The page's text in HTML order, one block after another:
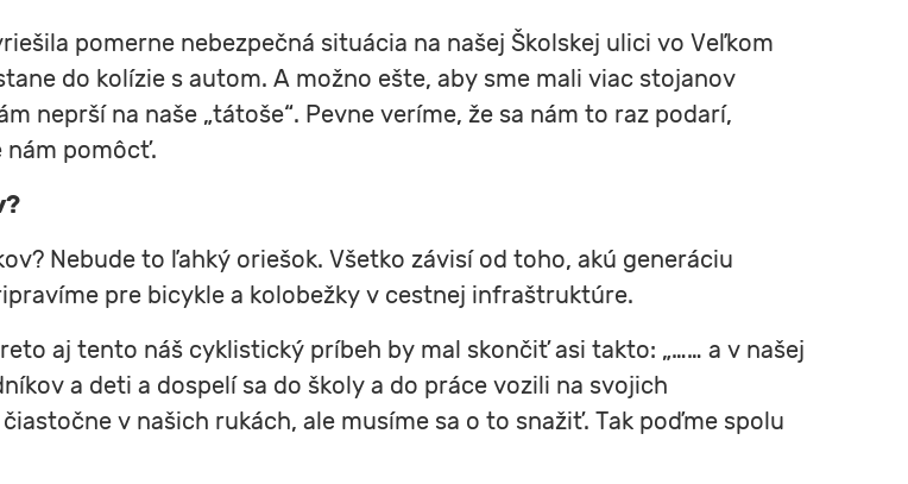
pomerne nebezpečná situácia na našej Školskej ulici vo Veľkom
do kolízie s autom. A možno ešte, aby sme mali viac stojanov
neprší na naše „tátoše“. Pevne veríme, že sa nám to raz podarí,
nám pomôcť.
Nebude to ľahký oriešok. Všetko závisí od toho, akú generáciu
pre bicykle a kolobežky v cestnej infraštruktúre.
aj tento náš cyklistický príbeh by mal skončiť asi takto: „…… a v našej
a deti a dospelí sa do školy a do práce vozili na svojich
v našich rukách, ale musíme sa o to snažiť. Tak poďme spolu